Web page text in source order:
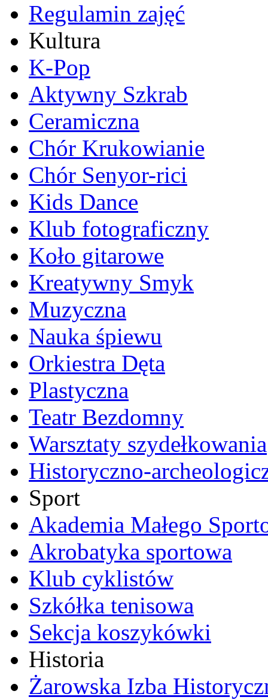
Regulamin zajęć
Kultura
K-Pop
Aktywny Szkrab
Ceramiczna
Chór Krukowianie
Chór Senyor-rici
Kids Dance
Klub fotograficzny
Koło gitarowe
Kreatywny Smyk
Muzyczna
Nauka śpiewu
Orkiestra Dęta
Plastyczna
Teatr Bezdomny
Warsztaty szydełkowania
Historyczno-
Sport
Akademia Małego
Akrobatyka sportowa
Klub cyklistów
Szkółka tenisowa
Sekcja koszykówki
Historia
Żarowska Izba